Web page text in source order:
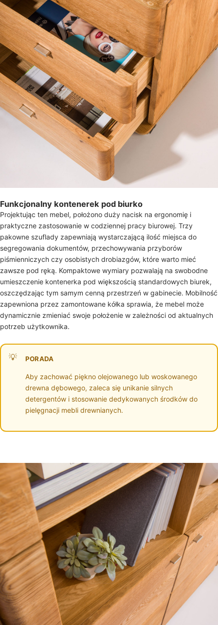
Funkcjonalny kontenerek pod biurko
Projektując ten mebel, położono duży nacisk na ergonomię i
praktyczne zastosowanie w codziennej pracy biurowej. Trzy
pakowne szuflady zapewniają wystarczającą ilość miejsca do
segregowania dokumentów, przechowywania przyborów
piśmienniczych czy osobistych drobiazgów, które warto mieć
zawsze pod ręką. Kompaktowe wymiary pozwalają na swobodne
umieszczenie kontenerka pod większością standardowych biurek,
oszczędzając tym samym cenną przestrzeń w gabinecie. Mobilność
zapewniona przez zamontowane kółka sprawia, że mebel może
dynamicznie zmieniać swoje położenie w zależności od aktualnych
potrzeb użytkownika.
PORADA
Aby zachować piękno olejowanego lub woskowanego
drewna dębowego, zaleca się unikanie silnych
detergentów i stosowanie dedykowanych środków do
pielęgnacji mebli drewnianych.